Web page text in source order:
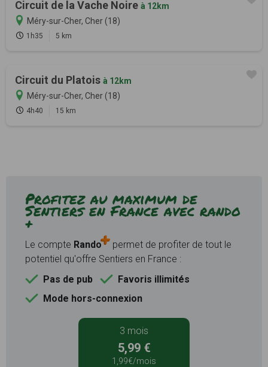
Circuit de la Vache Noire à 12km
Méry-sur-Cher, Cher (18)
1h35 5 km
Circuit du Platois à 12km
Méry-sur-Cher, Cher (18)
4h40 15 km
Profitez au maximum de
Sentiers en France avec rando
+
Le compte Rando
permet de profiter de tout le
potentiel qu'offre Sentiers en France :
Pas de pub
Favoris illimités
Mode hors-connexion
3 mois
5,99 €
1,99€/mois